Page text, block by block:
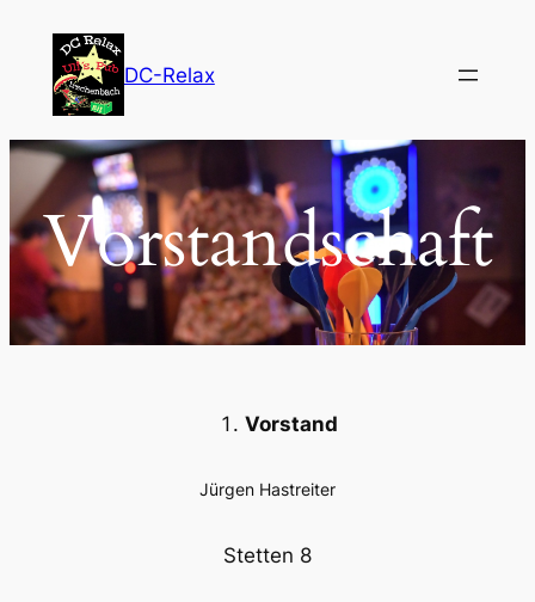
Inhalt
springen
DC-Relax
Vorstandschaft
Vorstand
Jürgen Hastreiter
Stetten 8